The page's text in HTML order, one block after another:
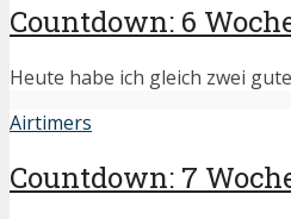
Countdown: 6
Heute habe ich gleich zwei
Airtimers
Countdown: 7